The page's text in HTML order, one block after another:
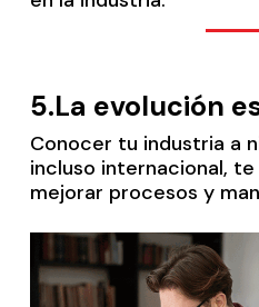
5.La evolución
Conocer tu industria a
incluso internacional,
mejorar procesos y